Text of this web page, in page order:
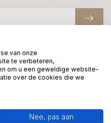
geven advies, bel of app
van onze
te verbeteren,
om u een geweldige website-
over de cookies die we
Nee, pas aan